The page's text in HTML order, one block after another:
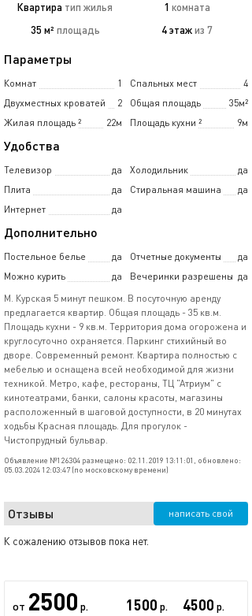
Квартира тип жилья 1 комната
35 м² площадь 4 этажиз 7
Параметры
Комнат 1 Спальных мест
4
Двухместных кроватей
2 Общая площадь
35м²
Жилая площадь
22м
² Площадь кухни 9м
²
Удобства
Телевизор да Холодильник
да
Плита
да Стиральная машина
да
Интернет
да
Дополнительно
Постельное белье да Отчетные документы
да
Можно курить
да Вечеринки разрешены да
М. Курская 5 минут пешком. В посуточную аренду
предлагается квартир. Общая площадь - 35 кв.м.
Площадь кухни - 9 кв.м. Территория дома огорожена и
круглосуточно охраняется. Паркинг стихийный во
дворе. Современный ремонт. Квартира полностью с
мебелью и оснащена всей необходимой для жизни
техникой. Метро, кафе, рестораны, ТЦ "Атриум" с
кинотеатрами, банки, салоны красоты, магазины
расположенный в шаговой доступности, в 20 минутах
ходьбы Красная площадь. Для прогулок -
Чистопрудный бульвар.
Объявление №126304 размещено: 02.11.2019 13:11:01, обновлено:
05.03.2024 12:03:47 (по московскому времени)
Отзывы написать свой
К сожалению отзывов пока нет.
от 2500 р.
1500 р.
4500 р.